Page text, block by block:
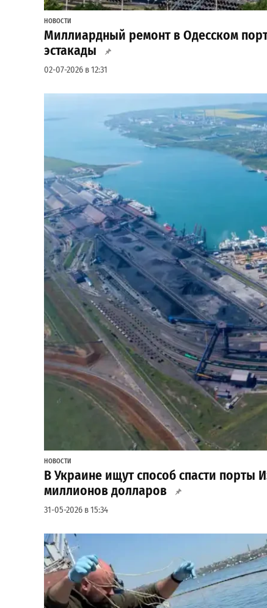
НОВОСТИ
Миллиардный ремонт в Одесском
эстакады
02-07-2026 в 12:31
НОВОСТИ
В Украине ищут способ спасти порты
миллионов долларов
31-05-2026 в 15:34